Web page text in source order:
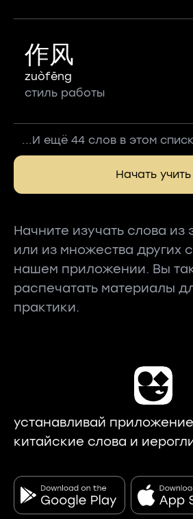
作风
zuòfēng
стиль работы
...И ещё 44 слов в этом
Начать учить
Начните изучать слова из
или из множества других
нашем приложении. Вы
распечатать материалы
практики.
устанавливай
китайские слова и